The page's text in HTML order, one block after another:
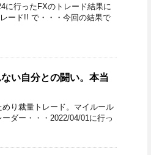
に行ったFXのトレード結果に
ード!! で・・・今回の結果で
い自分との闘い。本当
り裁量トレード。マイルール
ダー・・・2022/04/01に行っ